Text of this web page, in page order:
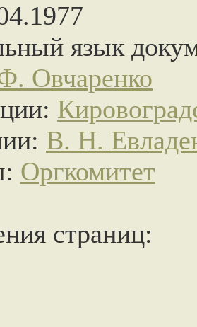
язык
Овчаренко
В. Н.
Оргкомитет
страниц: